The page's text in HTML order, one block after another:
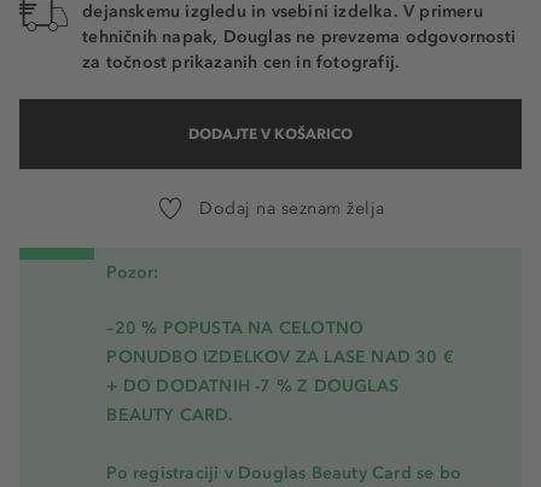
dejanskemu izgledu in vsebini izdelka. V primeru
tehničnih napak, Douglas ne prevzema odgovornosti
za točnost prikazanih cen in fotografij.
DODAJTE V KOŠARICO
Dodaj na seznam želja
Pozor:
–20 % POPUSTA NA CELOTNO
PONUDBO IZDELKOV ZA LASE NAD 30 €
+ DO DODATNIH -7 % Z DOUGLAS
BEAUTY CARD.
Po registraciji v Douglas Beauty Card se bo